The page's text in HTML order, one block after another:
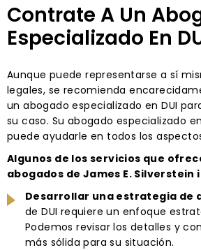
Contrate A Un
Especializado En
Aunque puede representarse a sí
legales, se recomienda
un abogado especializado en DUI
su caso. Su abogado especializado
puede ayudarle en todos los
Algunos de los servicios que
abogados de James E. Silverstein
Desarrollar una estrategia de
de DUI requiere un enfoque
Podemos revisar los detalles y
más sólida para su situación.